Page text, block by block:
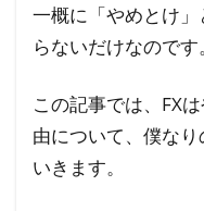
一概に「やめとけ
らないだけなのです。
この記事では、FX
由について、僕な
いきます。